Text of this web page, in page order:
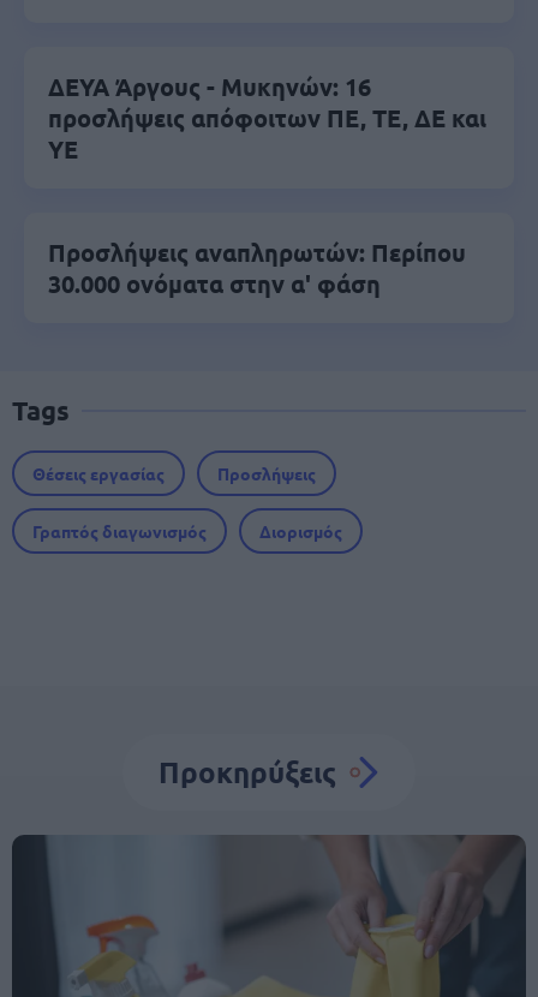
ΔΕΥΑ Άργους - Μυκηνών: 16
προσλήψεις απόφοιτων ΠΕ, ΤΕ, ΔΕ και
ΥΕ
Προσλήψεις αναπληρωτών: Περίπου
30.000 ονόματα στην α' φάση
Tags
Θέσεις εργασίας Προσλήψεις
Γραπτός διαγωνισμός Διορισμός
Προκηρύξεις